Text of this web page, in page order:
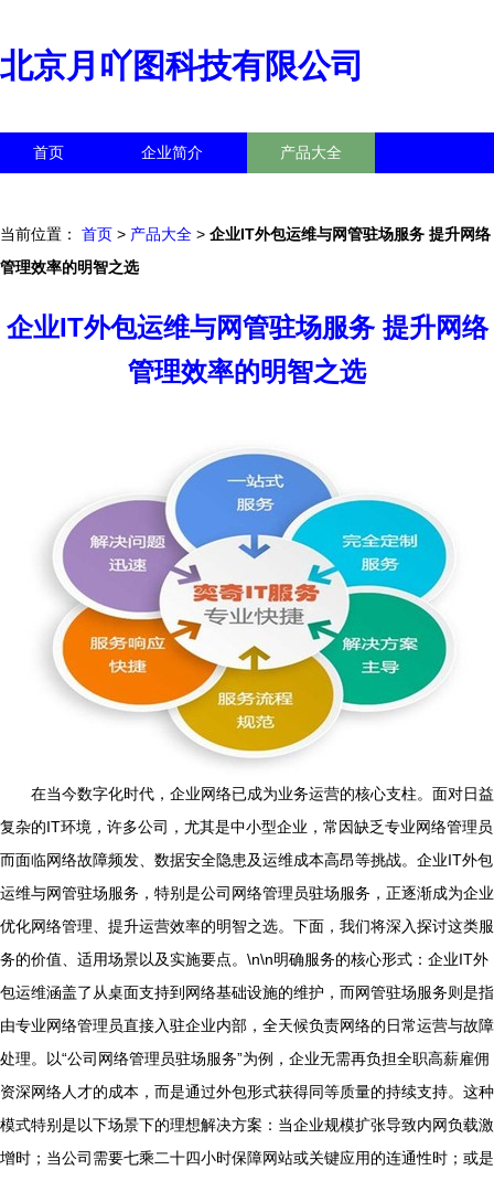
北京月吖图科技有限公司
首页 企业简介 产品大全
当前位置： 首页 > 产品大全 > 企业IT外包运维与网管驻场服务 提升网络
管理效率的明智之选
企业IT外包运维与网管驻场服务 提升网络
管理效率的明智之选
在当今数字化时代，企业网络已成为业务运营的核心支柱。面对日益
复杂的IT环境，许多公司，尤其是中小型企业，常因缺乏专业网络管理员
而面临网络故障频发、数据安全隐患及运维成本高昂等挑战。企业IT外包
运维与网管驻场服务，特别是公司网络管理员驻场服务，正逐渐成为企业
优化网络管理、提升运营效率的明智之选。下面，我们将深入探讨这类服
务的价值、适用场景以及实施要点。\n\n明确服务的核心形式：企业IT外
包运维涵盖了从桌面支持到网络基础设施的维护，而网管驻场服务则是指
由专业网络管理员直接入驻企业内部，全天候负责网络的日常运营与故障
处理。以“公司网络管理员驻场服务”为例，企业无需再负担全职高薪雇佣
资深网络人才的成本，而是通过外包形式获得同等质量的持续支持。这种
模式特别是以下场景下的理想解决方案：当企业规模扩张导致内网负载激
增时；当公司需要七乘二十四小时保障网站或关键应用的连通性时；或是